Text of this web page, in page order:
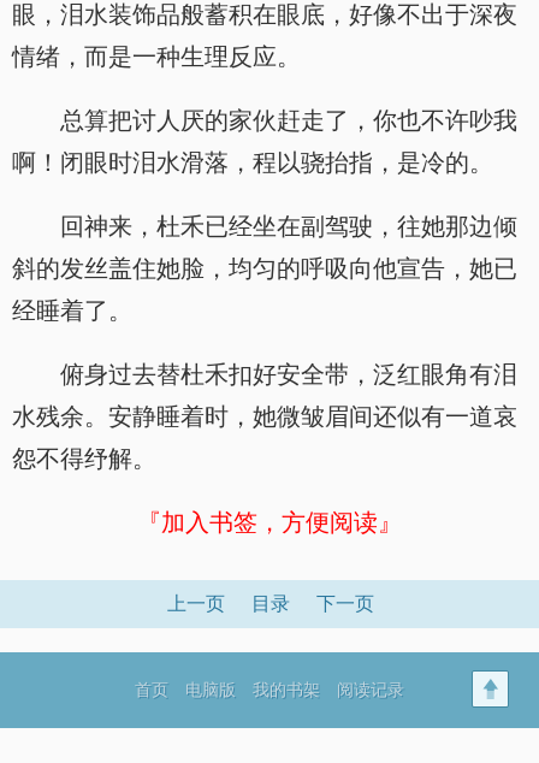
眼，泪水装饰品般蓄积在眼底，好像不出于深夜
情绪，而是一种生理反应。
总算把讨人厌的家伙赶走了，你也不许吵我
啊！闭眼时泪水滑落，程以骁抬指，是冷的。
回神来，杜禾已经坐在副驾驶，往她那边倾
斜的发丝盖住她脸，均匀的呼吸向他宣告，她已
经睡着了。
俯身过去替杜禾扣好安全带，泛红眼角有泪
水残余。安静睡着时，她微皱眉间还似有一道哀
怨不得纾解。
『加入书签，方便阅读』
上一页 目录 下一页
首页 电脑版 我的书架 阅读记录